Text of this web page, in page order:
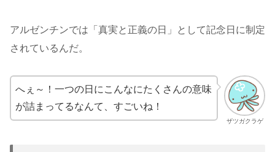
アルゼンチンでは「真実と正義の日」として記念日に制定
されているんだ。
ザツガクラゲ
へぇ～！一つの日にこんなにたくさんの意味
が詰まってるなんて、すごいね！